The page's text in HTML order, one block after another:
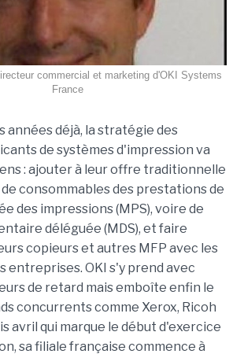
commercial et marketing d'OKI Systems
France
années déjà, la stratégie des
de systèmes d'impression va
: ajouter à leur offre traditionnelle
consommables des prestations de
des impressions (MPS), voire de
déléguée (MDS), et faire
copieurs et autres MFP avec les
entreprises. OKI s'y prend avec
de retard mais emboîte enfin le
concurrents comme Xerox, Ricoh
avril qui marque le début d'exercice
sa filiale française commence à